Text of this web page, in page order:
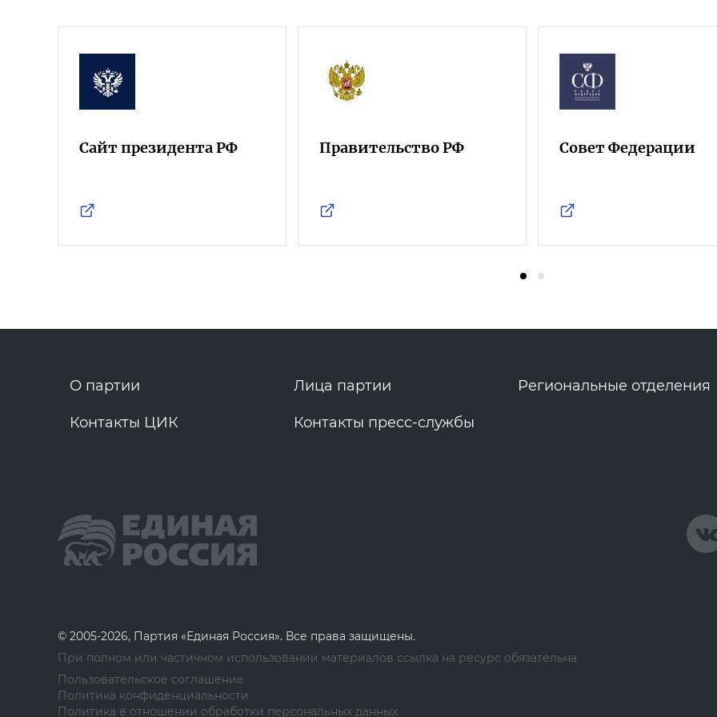
Сайт президента РФ Правительство РФ Совет Федерации
О партии Лица партии Региональные отделения
Контакты ЦИК Контакты пресс-службы
© 2005-2026, Партия «Единая Россия». Все права защищены.
При полном или частичном использовании материалов ссылка на ресурс обязательна
Пользовательское соглашение
Политика конфиденциальности
Политика в отношении обработки персональных данных